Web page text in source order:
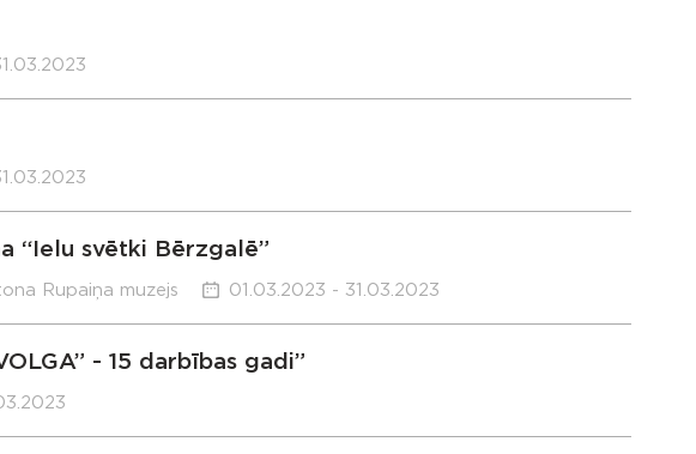
“Ielu svētki Bērzgalē”
Rupaiņa muzejs 01.03.2023 - 31.03.2023
- 15 darbības gadi”